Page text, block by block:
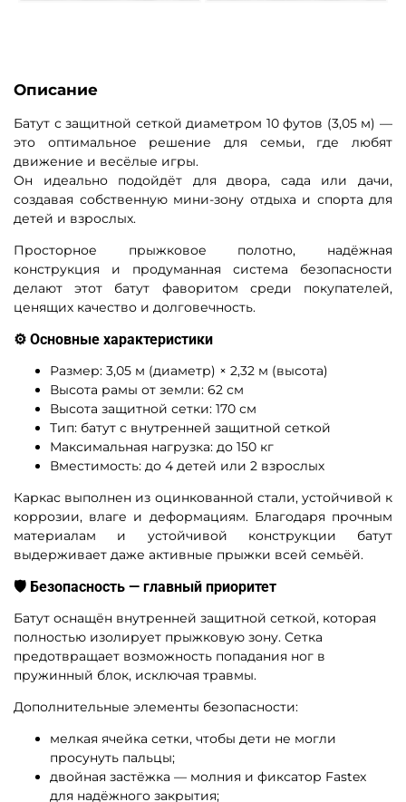
Описание
Батут с защитной сеткой диаметром 10 футов (3,05 м) —
это оптимальное решение для семьи, где любят
движение и весёлые игры.
Он идеально подойдёт для двора, сада или дачи,
создавая собственную мини-зону отдыха и спорта для
детей и взрослых.
Просторное прыжковое полотно, надёжная
конструкция и продуманная система безопасности
делают этот батут фаворитом среди покупателей,
ценящих качество и долговечность.
⚙️ Основные характеристики
Размер: 3,05 м (диаметр) × 2,32 м (высота)
Высота рамы от земли: 62 см
Высота защитной сетки: 170 см
Тип: батут с внутренней защитной сеткой
Максимальная нагрузка: до 150 кг
Вместимость: до 4 детей или 2 взрослых
Каркас выполнен из оцинкованной стали, устойчивой к
коррозии, влаге и деформациям. Благодаря прочным
материалам и устойчивой конструкции батут
выдерживает даже активные прыжки всей семьёй.
🛡 Безопасность — главный приоритет
Батут оснащён внутренней защитной сеткой, которая
полностью изолирует прыжковую зону. Сетка
предотвращает возможность попадания ног в
пружинный блок, исключая травмы.
Дополнительные элементы безопасности:
мелкая ячейка сетки, чтобы дети не могли
просунуть пальцы;
двойная застёжка — молния и фиксатор Fastex
для надёжного закрытия;